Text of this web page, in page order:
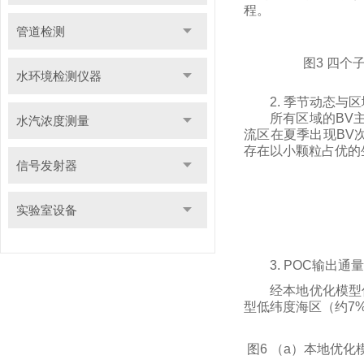
管道检测
水环境检测仪器
水汽浓度测量
信号发射器
实验室设备
程。
图3 四个
2. 季节动态与
所有区域的BV
流区在夏季出现BV
存在以小颗粒占优
3. POC输出通
经本地优化模
型低纬度海区（约
图6 （a）本地优化